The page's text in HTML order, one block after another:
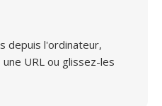
depuis l'ordinateur,
URL ou glissez-les